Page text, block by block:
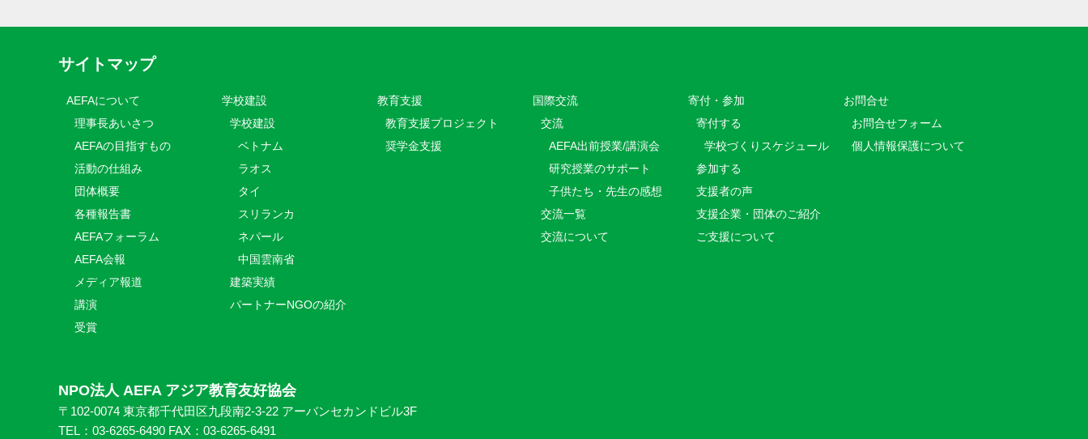
サイトマップ
AEFAについて
理事長あいさつ
AEFAの目指すもの
活動の仕組み
団体概要
各種報告書
AEFAフォーラム
AEFA会報
メディア報道
講演
受賞
学校建設
学校建設
ベトナム
ラオス
タイ
スリランカ
ネパール
中国雲南省
建築実績
パートナーNGOの紹介
教育⽀援
教育⽀援プロジェクト
奨学金支援
国際交流
交流
AEFA出前授業/講演会
研究授業のサポート
子供たち・先生の感想
交流一覧
交流について
寄付・参加
寄付する
学校づくりスケジュール
参加する
支援者の声
支援企業・団体のご紹介
ご支援について
お問合せ
お問合せフォーム
個人情報保護について
NPO法人 AEFA アジア教育友好協会
〒102-0074 東京都千代田区九段南2-3-22 アーバンセカンドビル3F
TEL：03-6265-6490 FAX：03-6265-6491